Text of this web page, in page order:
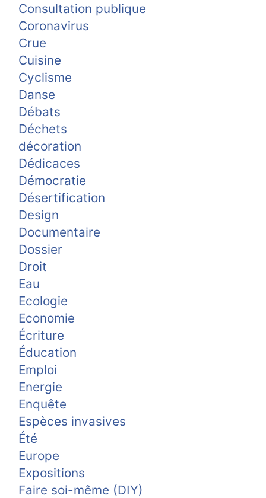
Consultation publique
Coronavirus
Crue
Cuisine
Cyclisme
Danse
Débats
Déchets
décoration
Dédicaces
Démocratie
Désertification
Design
Documentaire
Dossier
Droit
Eau
Ecologie
Economie
Écriture
Éducation
Emploi
Energie
Enquête
Espèces invasives
Été
Europe
Expositions
Faire soi-même (DIY)